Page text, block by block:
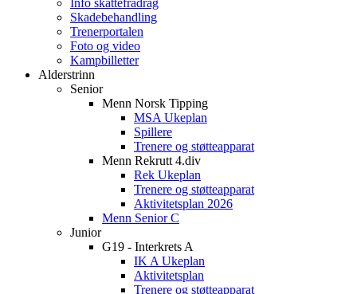
Info skattefradrag
Skadebehandling
Trenerportalen
Foto og video
Kampbilletter
Alderstrinn
Senior
Menn Norsk Tipping
MSA Ukeplan
Spillere
Trenere og støtteapparat
Menn Rekrutt 4.div
Rek Ukeplan
Trenere og støtteapparat
Aktivitetsplan 2026
Menn Senior C
Junior
G19 - Interkrets A
IK A Ukeplan
Aktivitetsplan
Trenere og støtteapparat